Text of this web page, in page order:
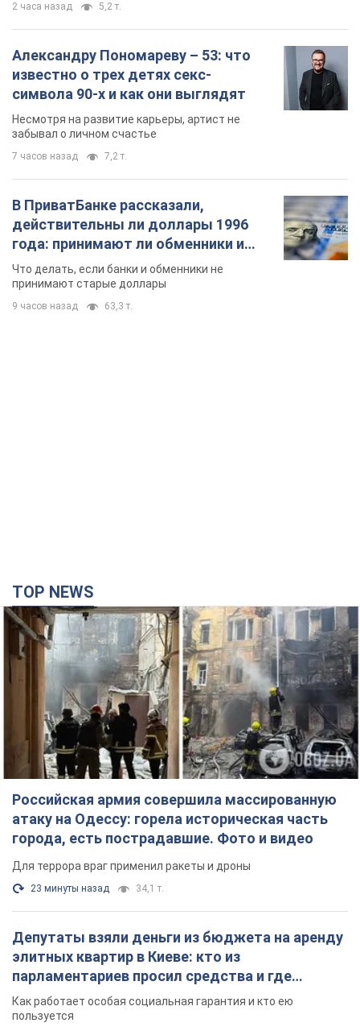
2 часа назад 5,2 т.
Александру Пономареву – 53: что
известно о трех детях секс-
символа 90-х и как они выглядят
Несмотря на развитие карьеры, артист не
забывал о личном счастье
7 часов назад 7,2 т.
В ПриватБанке рассказали,
действительны ли доллары 1996
года: принимают ли обменники и
банки такие купюры
Что делать, если банки и обменники не
принимают старые доллары
9 часов назад 63,3 т.
TOP NEWS
Российская армия совершила массированную
атаку на Одессу: горела историческая часть
города, есть пострадавшие. Фото и видео
Для террора враг применил ракеты и дроны
23 минуты назад 34,1 т.
Депутаты взяли деньги из бюджета на аренду
элитных квартир в Киеве: кто из
парламентариев просил средства и где
поселился
Как работает особая социальная гарантия и кто ею
пользуется